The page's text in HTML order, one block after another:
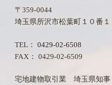
〒359-0044
埼玉県所沢市松葉町１０番
TEL： 0429-02-6508
FAX： 0429-02-6509
宅地建物取引業 埼玉県知事